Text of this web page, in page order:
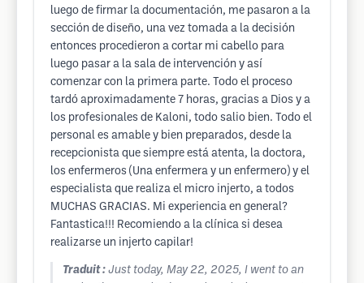
luego de firmar la documentación, me pasaron a la
sección de diseño, una vez tomada a la decisión
entonces procedieron a cortar mi cabello para
luego pasar a la sala de intervención y así
comenzar con la primera parte. Todo el proceso
tardó aproximadamente 7 horas, gracias a Dios y a
los profesionales de Kaloni, todo salio bien. Todo el
personal es amable y bien preparados, desde la
recepcionista que siempre está atenta, la doctora,
los enfermeros (Una enfermera y un enfermero) y el
especialista que realiza el micro injerto, a todos
MUCHAS GRACIAS. Mi experiencia en general?
Fantastica!!! Recomiendo a la clínica si desea
realizarse un injerto capilar!
Traduit : Just today, May 22, 2025, I went to an